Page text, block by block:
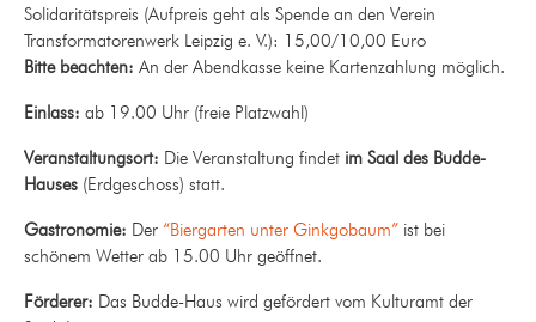
Solidaritätspreis (Aufpreis geht als Spende an den Verein
Transformatorenwerk Leipzig e. V.): 15,00/10,00 Euro
Bitte beachten: An der Abendkasse keine Kartenzahlung möglich.
Einlass: ab 19.00 Uhr (freie Platzwahl)
Veranstaltungsort: Die Veranstaltung findet im Saal des Budde-
Hauses (Erdgeschoss) statt.
Gastronomie: Der “Biergarten unter Ginkgobaum” ist bei
schönem Wetter ab 15.00 Uhr geöffnet.
Förderer: Das Budde-Haus wird gefördert vom Kulturamt der